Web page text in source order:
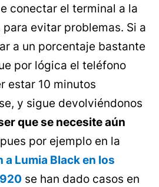
conectar el terminal a la
evitar problemas. Si a
a un porcentaje bastante
por lógica el teléfono
estar 10 minutos
y sigue devolviéndonos
que se necesite aún
por ejemplo en la
Lumia Black en los
se han dado casos en